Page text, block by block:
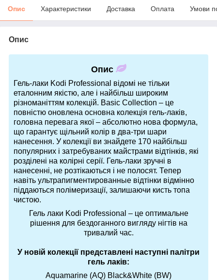
Опис Характеристики Доставка Оплата Умови
Опис
Опис
Гель-лаки Kodi Professional відомі не тільки
еталонним якістю, але і найбільш широким
різноманіттям колекцій. Basic Collection – це
повністю оновлена основна колекція гель-лаків,
головна перевага якої – абсолютно нова формула,
що гарантує щільний колір в два-три шари
нанесення. У колекції ви знайдете 170 найбільш
популярних і затребуваних майстрами відтінків, які
розділені на колірні серії. Гель-лаки зручні в
нанесенні, не розтікаються і не полосят. Тепер
навіть ультрапигментированные відтінки відмінно
піддаються полімеризації, залишаючи кисть топа
чистою.
Гель лаки Kodi Professional – це оптимальне
рішення для бездоганного вигляду нігтів на
тривалий час.
У новій колекції представлені наступні палітри
гель лаків:
Aquamarine (AQ) Black&White (BW)